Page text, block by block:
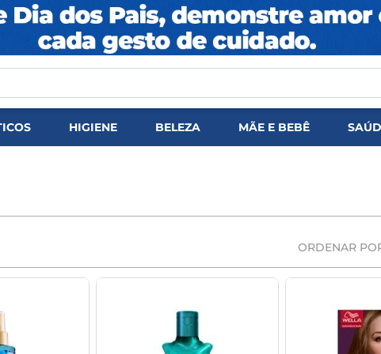
HIGIENE BELEZA MÃE E BEBÊ
ORDENAR